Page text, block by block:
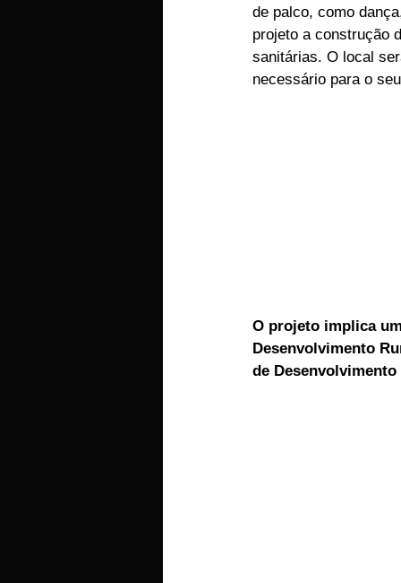
de palco, como
projeto a construção
sanitárias. O local
necessário para o
O projeto implica
Desenvolvimento
de